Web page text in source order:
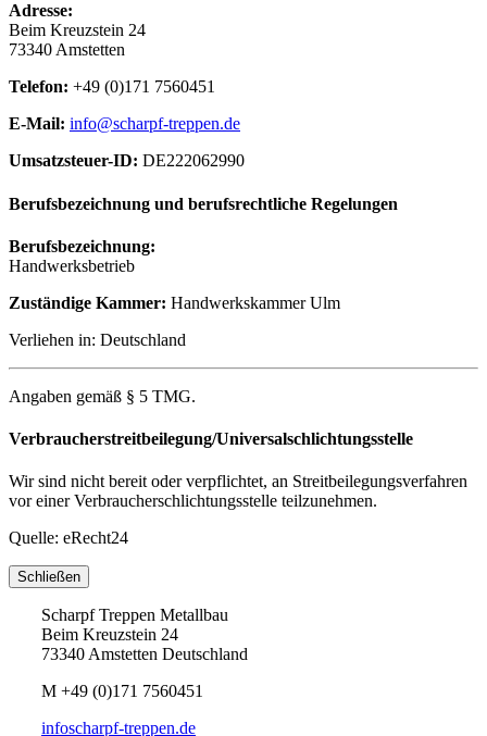
Adresse:
Beim Kreuzstein 24
73340 Amstetten
Telefon: +49 (0)171 7560451
E-Mail: info@scharpf-treppen.de
Umsatzsteuer-ID: DE222062990
Berufsbezeichnung und berufsrechtliche Regelungen
Berufsbezeichnung:
Handwerksbetrieb
Zuständige Kammer: Handwerkskammer Ulm
Verliehen in: Deutschland
Angaben gemäß § 5 TMG.
Verbraucherstreitbeilegung/Universalschlichtungsstelle
Wir sind nicht bereit oder verpflichtet, an Streitbeilegungsverfahren
vor einer Verbraucherschlichtungsstelle teilzunehmen.
Quelle: eRecht24
Schließen
Scharpf Treppen Metallbau
Beim Kreuzstein 24
73340 Amstetten Deutschland
M +49 (0)171 7560451
infoscharpf-treppen.de